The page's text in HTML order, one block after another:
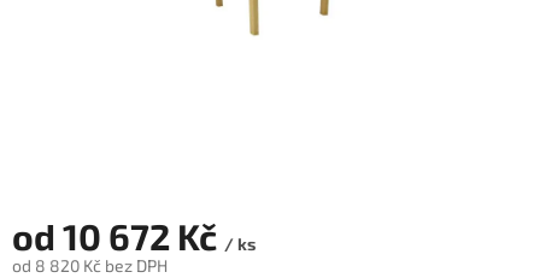
od 10 672 Kč / ks
od 8 820 Kč bez DPH